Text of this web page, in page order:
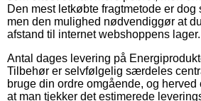
Den mest letkøbte fragtmetode er dog
men den mulighed nødvendiggør at
afstand til internet webshoppens lager.
Antal dages levering på
Tilbehør er selvfølgelig særdeles
bruge din ordre omgående, og
at man tjekker det estimerede